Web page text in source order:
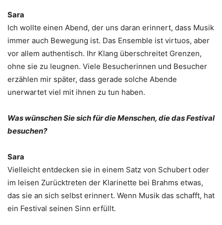
Sara
Ich wollte einen Abend, der uns daran erinnert, dass Musik
immer auch Bewegung ist. Das Ensemble ist virtuos, aber
vor allem authentisch. Ihr Klang überschreitet Grenzen,
ohne sie zu leugnen. Viele Besucherinnen und Besucher
erzählen mir später, dass gerade solche Abende
unerwartet viel mit ihnen zu tun haben.
Was wünschen Sie sich für die Menschen, die das Festival
besuchen?
Sara
Vielleicht entdecken sie in einem Satz von Schubert oder
im leisen Zurücktreten der Klarinette bei Brahms etwas,
das sie an sich selbst erinnert. Wenn Musik das schafft, hat
ein Festival seinen Sinn erfüllt.